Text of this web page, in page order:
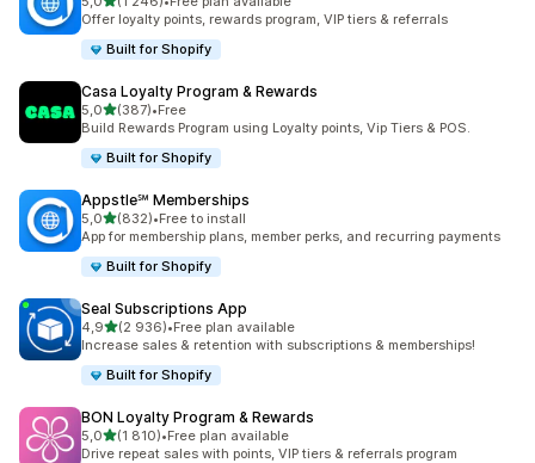
Totalt 1246 omtaler
Offer loyalty points, rewards program, VIP tiers & referrals
Built for Shopify
Casa Loyalty Program & Rewards
5,0av 5 stjerner
(387)
Totalt 387 omtaler
•Free
Build Rewards Program using Loyalty points, Vip Tiers & POS.
Built for Shopify
Appstle℠ Memberships
5,0av 5 stjerner
(832)
Totalt 832 omtaler
•Free to install
App for membership plans, member perks, and recurring payments
Built for Shopify
Seal Subscriptions App
4,9av 5 stjerner
(2 936)
Totalt 2936 omtaler
•Free plan available
Increase sales & retention with subscriptions & memberships!
Built for Shopify
BON Loyalty Program & Rewards
5,0av 5 stjerner
(1 810)
Totalt 1810 omtaler
•Free plan available
Drive repeat sales with points, VIP tiers & referrals program